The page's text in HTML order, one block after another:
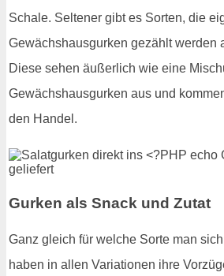
Schale. Seltener gibt es Sorten, die
Gewächshausgurken gezählt werden
Diese sehen äußerlich wie eine
Gewächshausgurken aus und
den Handel.
Gurken als Snack und Zutat
Ganz gleich für welche Sorte man
haben in allen Variationen ihre